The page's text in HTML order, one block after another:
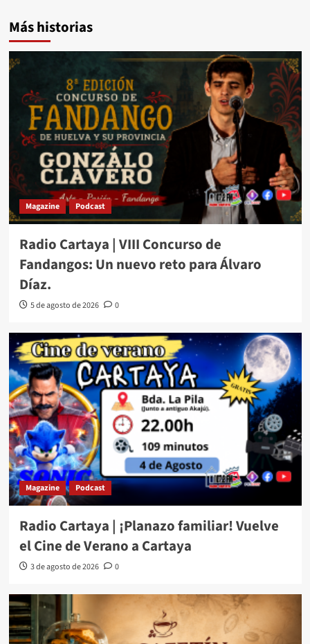
Más historias
Magazine Podcast
Radio Cartaya | VIII Concurso de
Fandangos: Un nuevo reto para Álvaro
Díaz.
5 de agosto de 2026 0
Magazine Podcast
Radio Cartaya | ¡Planazo familiar! Vuelve
el Cine de Verano a Cartaya
3 de agosto de 2026 0